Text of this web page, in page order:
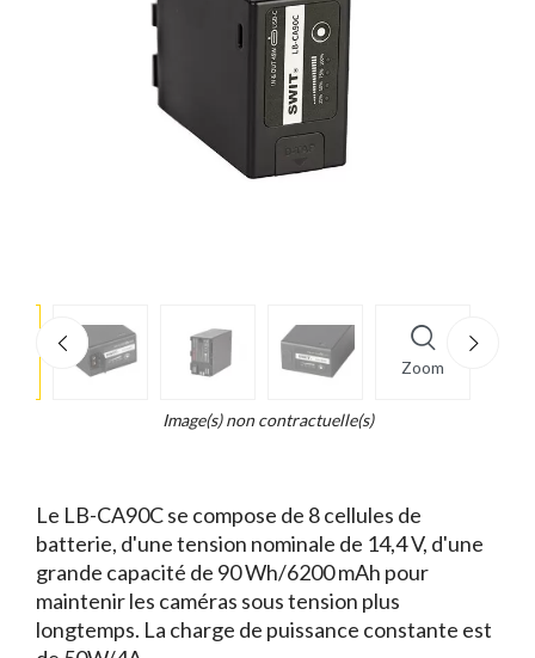
Zoom
Image(s) non contractuelle(s)
Le LB-CA90C se compose de 8 cellules de
batterie, d'une tension nominale de 14,4 V, d'une
grande capacité de 90 Wh/6200 mAh pour
maintenir les caméras sous tension plus
longtemps. La charge de puissance constante est